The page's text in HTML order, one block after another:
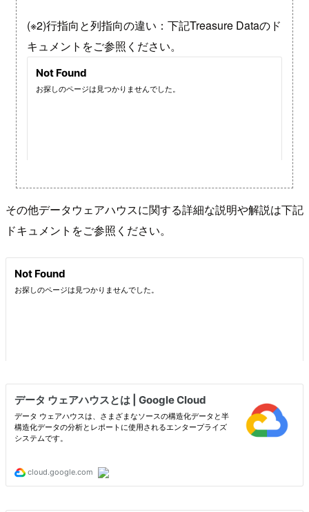
(※2)行指向と列指向の違い：下記Treasure Dataのド
キュメントをご参照ください。
その他データウェアハウスに関する詳細な説明や解説は下記
ドキュメントをご参照ください。